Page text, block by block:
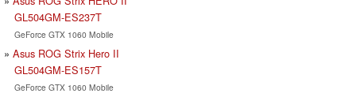
GL504GM-ES237T
GeForce GTX 1060 Mobile
Asus ROG Strix Hero II
GL504GM-ES157T
GeForce GTX 1060 Mobile